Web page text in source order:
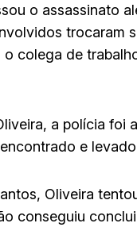
o assassinato
trocaram
colega de
a polícia foi
e
Oliveira
conseguiu